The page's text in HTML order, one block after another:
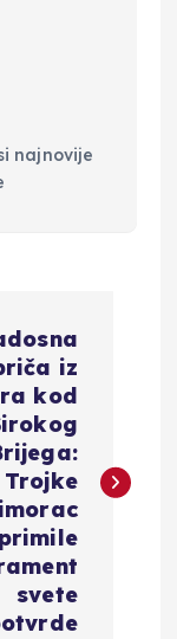
najnovije
iz
kod
Trojke
primile
svete